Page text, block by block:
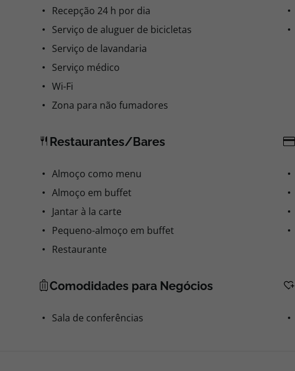
Recepção 24 h por dia
Serviço de aluguer de bicicletas
Serviço de lavandaria
Serviço médico
Wi-Fi
Zona para não fumadores
Restaurantes/Bares
Almoço como menu
Almoço em buffet
Jantar à la carte
Pequeno-almoço em buffet
Restaurante
Comodidades para Negócios
Sala de conferências